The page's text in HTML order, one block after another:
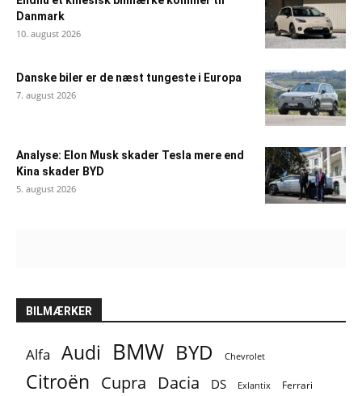
Danmark
10. august 2026
Danske biler er de næst tungeste i Europa
7. august 2026
Analyse: Elon Musk skader Tesla mere end
Kina skader BYD
5. august 2026
BILMÆRKER
Alfa Audi BMW BYD Chevrolet
Citroën Cupra Dacia DS Exlantix Ferrari